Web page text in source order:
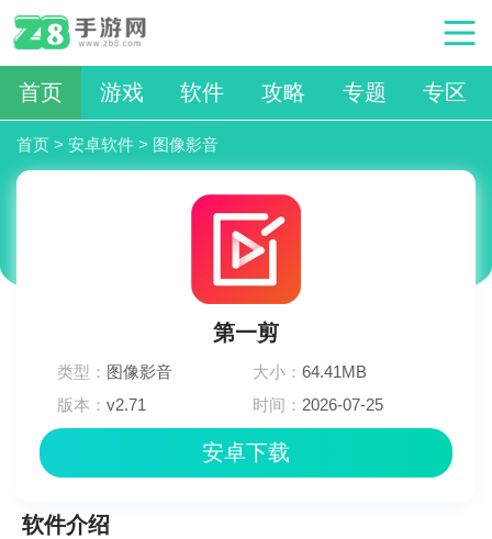
首页 游戏 软件 攻略 专题 专区
首页 > 安卓软件 > 图像影音
第一剪
类型： 图像影音 大小：64.41MB
版本：v2.71 时间： 2026-07-25
安卓下载
软件介绍